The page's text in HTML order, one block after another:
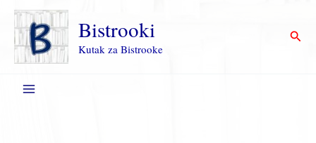
Пређи
садржај
Bistrooki
Kutak za Bistrooke